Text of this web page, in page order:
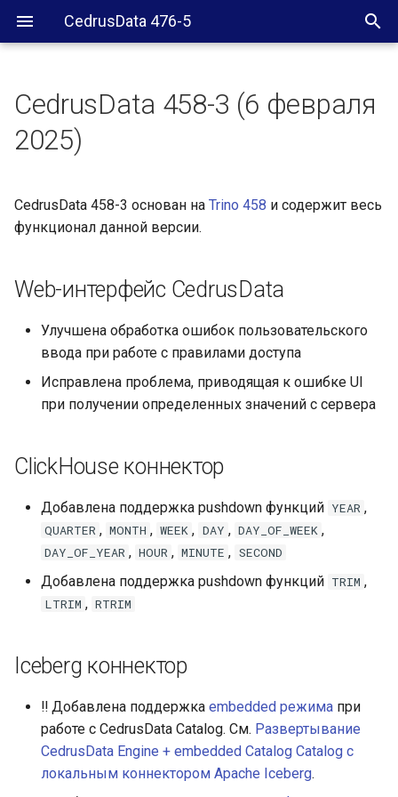
CedrusData 476-5
Iceberg коннектор
CedrusData 458-3 (6 февраля
2025)
CedrusData 458-3 основан на Trino 458 и содержит весь
функционал данной версии.
Web-интерфейс CedrusData
Улучшена обработка ошибок пользовательского
ввода при работе с правилами доступа
Исправлена проблема, приводящая к ошибке UI
при получении определенных значений с сервера
ClickHouse коннектор
Добавлена поддержка pushdown функций YEAR ,
QUARTER , MONTH , WEEK , DAY , DAY_OF_WEEK ,
DAY_OF_YEAR , HOUR , MINUTE , SECOND
Добавлена поддержка pushdown функций TRIM ,
LTRIM , RTRIM
Iceberg коннектор
‼️ Добавлена поддержка embedded режима при
работе с CedrusData Catalog. См. Развертывание
CedrusData Engine + embedded Catalog Catalog с
локальным коннектором Apache Iceberg.